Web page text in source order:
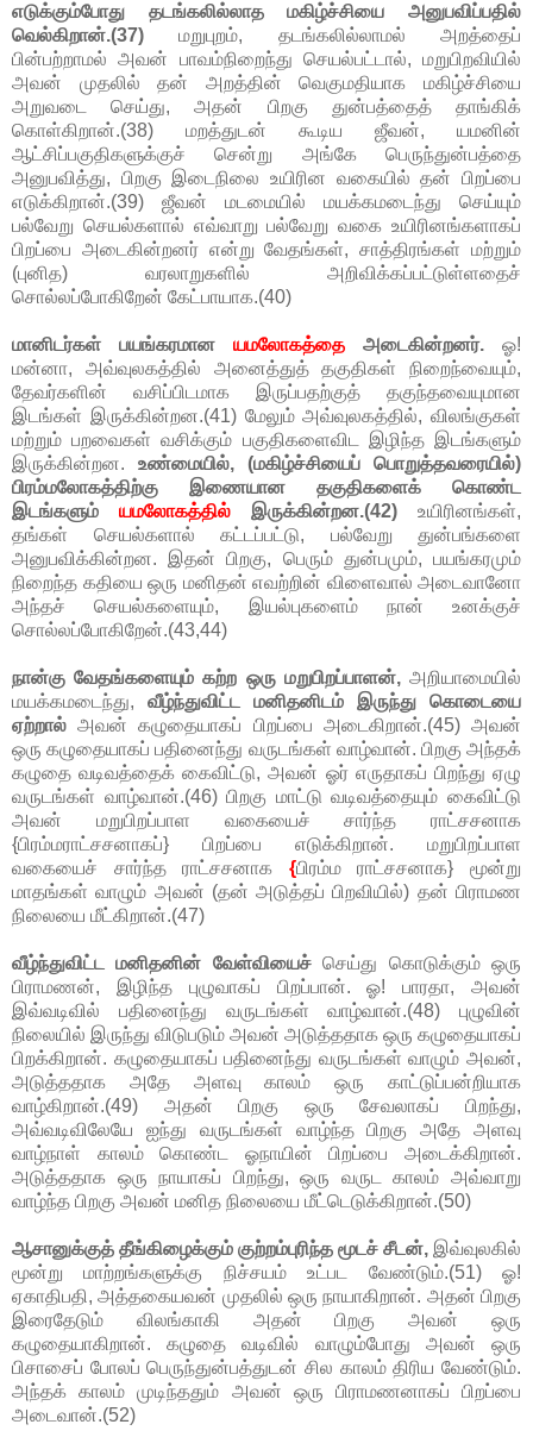
எடுக்கும்போது தடங்கலில்லாத மகிழ்ச்சியை அனுபவிப்பதில்
வெல்கிறான்.(37) மறுபுறம், தடங்கலில்லாமல் அறத்தைப்
பின்பற்றாமல் அவன் பாவம்நிறைந்து செயல்பட்டால், மறுபிறவியில்
அவன் முதலில் தன் அறத்தின் வெகுமதியாக மகிழ்ச்சியை
அறுவடை செய்து, அதன் பிறகு துன்பத்தைத் தாங்கிக்
கொள்கிறான்.(38) மறத்துடன் கூடிய ஜீவன், யமனின்
ஆட்சிப்பகுதிகளுக்குச் சென்று அங்கே பெருந்துன்பத்தை
அனுபவித்து, பிறகு இடைநிலை உயிரின வகையில் தன் பிறப்பை
எடுக்கிறான்.(39) ஜீவன் மடமையில் மயக்கமடைந்து செய்யும்
பல்வேறு செயல்களால் எவ்வாறு பல்வேறு வகை உயிரினங்களாகப்
பிறப்பை அடைகின்றனர் என்று வேதங்கள், சாத்திரங்கள் மற்றும்
(புனித) வரலாறுகளில் அறிவிக்கப்பட்டுள்ளதைச்
சொல்லப்போகிறேன் கேட்பாயாக.(40)
மானிடர்கள் பயங்கரமான யமலோகத்தை அடைகின்றனர். ஓ!
மன்னா, அவ்வுலகத்தில் அனைத்துத் தகுதிகள் நிறைந்வையும்,
தேவர்களின் வசிப்பிடமாக இருப்பதற்குத் தகுந்தவையுமான
இடங்கள் இருக்கின்றன.(41) மேலும் அவ்வுலகத்தில், விலங்குகள்
மற்றும் பறவைகள் வசிக்கும் பகுதிகளைவிட இழிந்த இடங்களும்
இருக்கின்றன. உண்மையில், (மகிழ்ச்சியைப் பொறுத்தவரையில்)
பிரம்மலோகத்திற்கு இணையான தகுதிகளைக் கொண்ட
இடங்களும் யமலோகத்தில் இருக்கின்றன.(42) உயிரினங்கள்,
தங்கள் செயல்களால் கட்டப்பட்டு, பல்வேறு துன்பங்களை
அனுபவிக்கின்றன. இதன் பிறகு, பெரும் துன்பமும், பயங்கரமும்
நிறைந்த கதியை ஒரு மனிதன் எவற்றின் விளைவால் அடைவானோ
அந்தச் செயல்களையும், இயல்புகளைம் நான் உனக்குச்
சொல்லப்போகிறேன்.(43,44)
நான்கு வேதங்களையும் கற்ற ஒரு மறுபிறப்பாளன்,அறியாமையில்
மயக்கமடைந்து, வீழ்ந்துவிட்ட மனிதனிடம் இருந்து கொடையை
ஏற்றால் அவன் கழுதையாகப் பிறப்பை அடைகிறான்.(45) அவன்
ஒரு கழுதையாகப் பதினைந்து வருடங்கள் வாழ்வான். பிறகு அந்தக்
கழுதை வடிவத்தைக் கைவிட்டு, அவன் ஓர் எருதாகப் பிறந்து ஏழு
வருடங்கள் வாழ்வான்.(46) பிறகு மாட்டு வடிவத்தையும் கைவிட்டு
அவன் மறுபிறப்பாள வகையைச் சார்ந்த ராட்சசனாக
{பிரம்மராட்சசனாகப்} பிறப்பை எடுக்கிறான். மறுபிறப்பாள
வகையைச் சார்ந்த ராட்சசனாக {பிரம்ம ராட்சசனாக} மூன்று
மாதங்கள் வாழும் அவன் (தன் அடுத்தப் பிறவியில்) தன் பிராமண
நிலையை மீட்கிறான்.(47)
வீழ்ந்துவிட்ட மனிதனின் வேள்வியைச்செய்து கொடுக்கும் ஒரு
பிராமணன், இழிந்த புழுவாகப் பிறப்பான். ஓ! பாரதா, அவன்
இவ்வடிவில் பதினைந்து வருடங்கள் வாழ்வான்.(48) புழுவின்
நிலையில் இருந்து விடுபடும் அவன் அடுத்ததாக ஒரு கழுதையாகப்
பிறக்கிறான். கழுதையாகப் பதினைந்து வருடங்கள் வாழும் அவன்,
அடுத்ததாக அதே அளவு காலம் ஒரு காட்டுப்பன்றியாக
வாழ்கிறான்.(49) அதன் பிறகு ஒரு சேவலாகப் பிறந்து,
அவ்வடிவிலேயே ஐந்து வருடங்கள் வாழ்ந்த பிறகு அதே அளவு
வாழ்நாள் காலம் கொண்ட ஓநாயின் பிறப்பை அடைக்கிறான்.
அடுத்ததாக ஒரு நாயாகப் பிறந்து, ஒரு வருட காலம் அவ்வாறு
வாழ்ந்த பிறகு அவன் மனித நிலையை மீட்டெடுக்கிறான்.(50)
ஆசானுக்குத் தீங்கிழைக்கும் குற்றம்புரிந்த மூடச் சீடன், இவ்வுலகில்
மூன்று மாற்றங்களுக்கு நிச்சயம் உட்பட வேண்டும்.(51) ஓ!
ஏகாதிபதி, அத்தகையவன் முதலில் ஒரு நாயாகிறான். அதன் பிறகு
இரைதேடும் விலங்காகி அதன் பிறகு அவன் ஒரு
கழுதையாகிறான். கழுதை வடிவில் வாழும்போது அவன் ஒரு
பிசாசைப் போலப் பெருந்துன்பத்துடன் சில காலம் திரிய வேண்டும்.
அந்தக் காலம் முடிந்ததும் அவன் ஒரு பிராமணனாகப் பிறப்பை
அடைவான்.(52)